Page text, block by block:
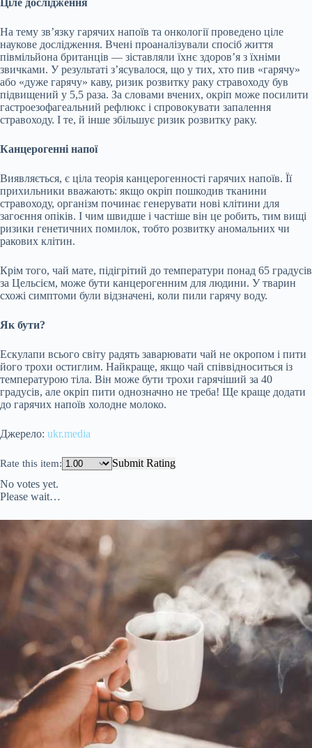
Ціле дослідження
На тему зв’язку гарячих напоїв та онкології проведено ціле
наукове дослідження. Вчені проаналізували спосіб життя
півмільйона британців — зіставляли їхнє здоров’я з їхніми
звичками. У результаті з’ясувалося, що у тих, хто пив «гарячу»
або «дуже гарячу» каву, ризик розвитку раку стравоходу був
підвищений у 5,5 раза. За словами вчених, окріп може посилити
гастроезофагеальний рефлюкс і спровокувати запалення
стравоходу. І те, й інше збільшує ризик розвитку раку.
Канцерогенні напої
Виявляється, є ціла теорія канцерогенності гарячих напоїв. Її
прихильники вважають: якщо окріп пошкодив тканини
стравоходу, організм починає генерувати нові клітини для
загоєння опіків. І чим швидше і частіше він це робить, тим вищі
ризики генетичних помилок, тобто розвитку аномальних чи
ракових клітин.
Крім того, чай мате, підігрітий до температури понад 65 градусів
за Цельсієм, може бути канцерогенним для людини. У тварин
схожі симптоми були відзначені, коли пили гарячу воду.
Як бути?
Ескулапи всього світу радять заварювати чай не окропом і пити
його трохи остиглим. Найкраще, якщо чай співвідноситься із
температурою тіла. Він може бути трохи гарячіший за 40
градусів, але окріп пити однозначно не треба! Ще краще додати
до гарячих напоїв холодне молоко.
Джерело: ukr.media
Rate this item:
Submit Rating
No votes yet.
Please wait…